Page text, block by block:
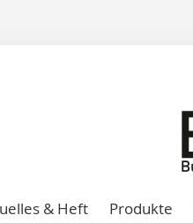
& Heft Produkte